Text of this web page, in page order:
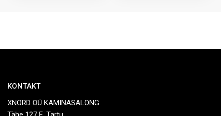
KONTAKT
XNORD OÜ KAMINASALONG